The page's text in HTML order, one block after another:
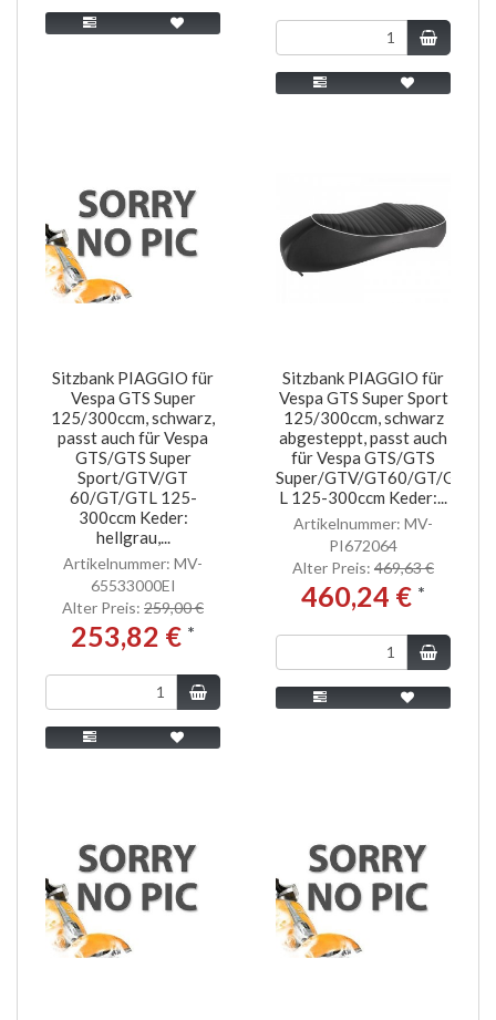
Sitzbank PIAGGIO für
Vespa GTS Super
125/300ccm, schwarz,
passt auch für Vespa
GTS/GTS Super
Sport/GTV/GT
60/GT/GTL 125-
300ccm Keder:
hellgrau,...
Artikelnummer: MV-
65533000EI
Alter Preis: 259,00 €
253,82 € *
Sitzbank PIAGGIO für
Vespa GTS Super Sport
125/300ccm, schwarz
abgesteppt, passt auch
für Vespa GTS/GTS
Super/GTV/GT60/GT/GT
L 125-300ccm Keder:...
Artikelnummer: MV-
PI672064
Alter Preis: 469,63 €
460,24 € *